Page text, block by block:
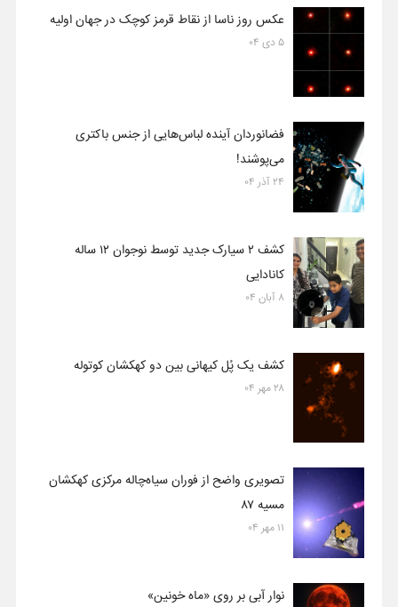
عکس روز ناسا از نقاط قرمز کوچک در جهان اولیه
۵ دی ۰۴
فضانوردان آینده لباس‌هایی از جنس باکتری
می‌پوشند!
۲۴ آذر ۰۴
کشف ۲ سیارک جدید توسط نوجوان ۱۲ ساله
کانادایی
۸ آبان ۰۴
کشف یک پُل کیهانی بین دو کهکشان کوتوله
۲۸ مهر ۰۴
تصویری واضح از فوران سیاه‌چاله مرکزی کهکشان
مسیه ۸۷
۱۱ مهر ۰۴
نوار آبی بر روی «ماه خونین»